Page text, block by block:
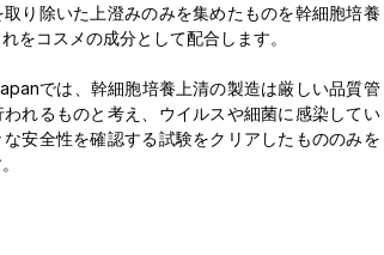
取り除いた上澄みのみを集めたものを幹細胞培養
をコスメの成分として配合します。
では、幹細胞培養上清の製造は厳しい品質管
れるものと考え、ウイルスや細菌に感染してい
安全性を確認する試験をクリアしたもののみを